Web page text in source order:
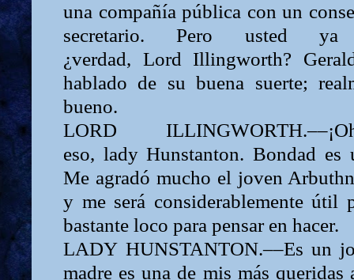
una com­pañía pública con un
secreta­rio. Pero usted ya
¿verdad, Lord Illingworth?
hablado de su buena suerte;
bueno.
LORD
eso, ladyHunstanton. Bondad es
Me agradó mucho el joven
y me será considerablemente útil
bastante loco para pensar en hacer.
LADY HUNSTANTON.––Es un
madre es una de mis más queridas